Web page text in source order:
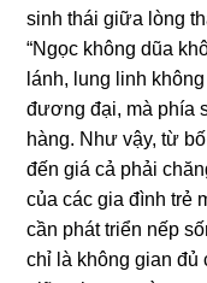
sinh thái giữa lòng
“Ngọc không dũa
lánh, lung linh
đương đại, mà phía
hàng. Như vậy, từ
đến giá cả phải
của các gia đình trẻ
cần phát triển nếp
chỉ là không gian đủ